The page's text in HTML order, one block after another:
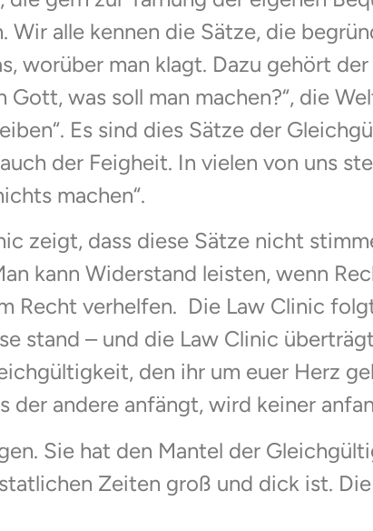
alle kennen die Sätze, die
worüber man klagt. Dazu gehört
Gott, was soll man machen?“, die
Es sind dies Sätze der
der Feigheit. In vielen von uns
machen“.
zeigt, dass diese Sätze nicht
kann Widerstand leisten, wenn
Recht verhelfen. Die Law Clinic
stand – und die Law Clinic
den ihr um euer Herz
der andere anfängt, wird keiner
Sie hat den Mantel der
Zeiten groß und dick ist.